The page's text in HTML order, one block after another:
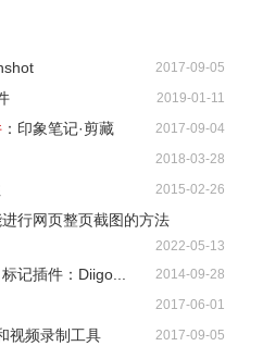
2017-09-05
2019-01-11
：印象笔记·剪藏 2017-09-04
2018-03-28
2015-02-26
行网页整页截图的方法
2022-05-13
记插件：Diigo... 2014-09-28
2017-06-01
视频录制工具 2017-09-05